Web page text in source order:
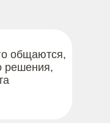
общаются,
решения,